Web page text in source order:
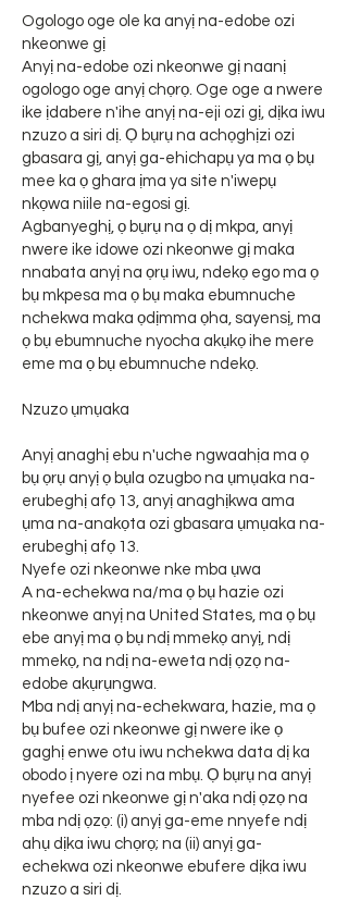
Ogologo oge ole ka anyị na-edobe ozi
nkeonwe gị
Anyị na-edobe ozi nkeonwe gị naanị
ogologo oge anyị chọrọ. Oge oge a nwere
ike ịdabere n'ihe anyị na-eji ozi gị, dịka iwu
nzuzo a siri dị. Ọ bụrụ na achọghịzi ozi
gbasara gị, anyị ga-ehichapụ ya ma ọ bụ
mee ka ọ ghara ịma ya site n'iwepụ
nkọwa niile na-egosi gị.
Agbanyeghị, ọ bụrụ na ọ dị mkpa, anyị
nwere ike idowe ozi nkeonwe gị maka
nnabata anyị na ọrụ iwu, ndekọ ego ma ọ
bụ mkpesa ma ọ bụ maka ebumnuche
nchekwa maka ọdịmma ọha, sayensị, ma
ọ bụ ebumnuche nyocha akụkọ ihe mere
eme ma ọ bụ ebumnuche ndekọ.
Nzuzo ụmụaka
Anyị anaghị ebu n'uche ngwaahịa ma ọ
bụ ọrụ anyị ọ bụla ozugbo na ụmụaka na-
erubeghị afọ 13, anyị anaghịkwa ama
ụma na-anakọta ozi gbasara ụmụaka na-
erubeghị afọ 13.
Nyefe ozi nkeonwe nke mba ụwa
A na-echekwa na/ma ọ bụ hazie ozi
nkeonwe anyị na United States, ma ọ bụ
ebe anyị ma ọ bụ ndị mmekọ anyị, ndị
mmekọ, na ndị na-eweta ndị ọzọ na-
edobe akụrụngwa.
Mba ndị anyị na-echekwara, hazie, ma ọ
bụ bufee ozi nkeonwe gị nwere ike ọ
gaghị enwe otu iwu nchekwa data dị ka
obodo ị nyere ozi na mbụ. Ọ bụrụ na anyị
nyefee ozi nkeonwe gị n'aka ndị ọzọ na
mba ndị ọzọ: (i) anyị ga-eme nnyefe ndị
ahụ dịka iwu chọrọ; na (ii) anyị ga-
echekwa ozi nkeonwe ebufere dịka iwu
nzuzo a siri dị.